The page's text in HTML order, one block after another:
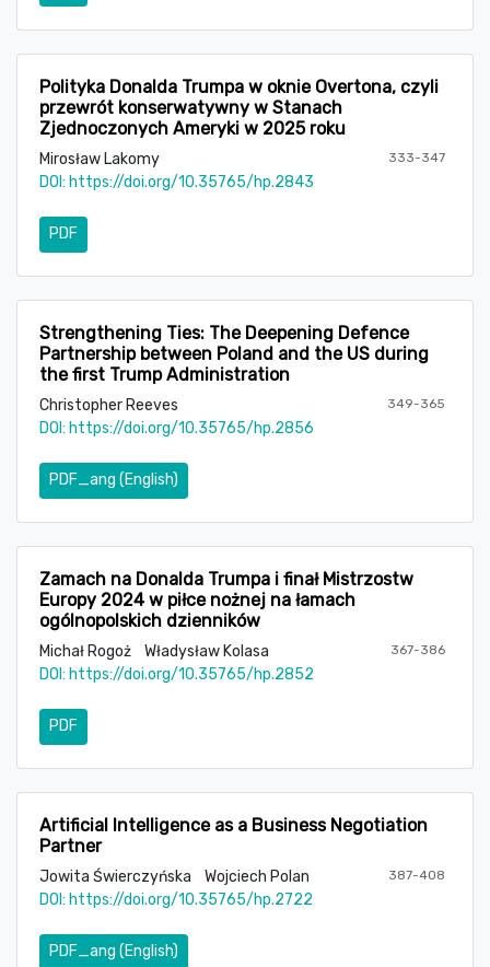
Polityka Donalda Trumpa w oknie Overtona, czyli
przewrót konserwatywny w Stanach
Zjednoczonych Ameryki w 2025 roku
Mirosław Lakomy 333-347
DOI: https://doi.org/10.35765/hp.2843
PDF
Strengthening Ties: The Deepening Defence
Partnership between Poland and the US during
the first Trump Administration
Christopher Reeves 349-365
DOI: https://doi.org/10.35765/hp.2856
PDF_ang (English)
Zamach na Donalda Trumpa i finał Mistrzostw
Europy 2024 w piłce nożnej na łamach
ogólnopolskich dzienników
Michał Rogoż Władysław Kolasa 367-386
DOI: https://doi.org/10.35765/hp.2852
PDF
Artificial Intelligence as a Business Negotiation
Partner
Jowita Świerczyńska Wojciech Polan 387-408
DOI: https://doi.org/10.35765/hp.2722
PDF_ang (English)